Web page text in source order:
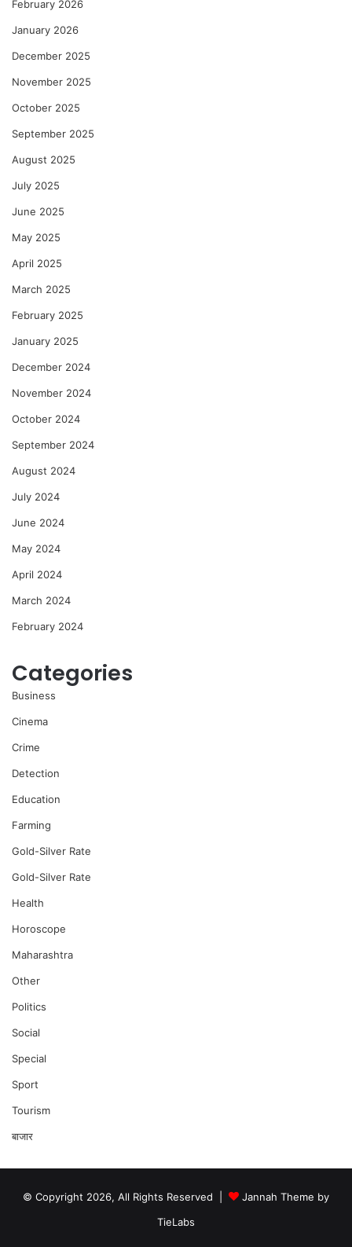
February 2026
January 2026
December 2025
November 2025
October 2025
September 2025
August 2025
July 2025
June 2025
May 2025
April 2025
March 2025
February 2025
January 2025
December 2024
November 2024
October 2024
September 2024
August 2024
July 2024
June 2024
May 2024
April 2024
March 2024
February 2024
Categories
Business
Cinema
Crime
Detection
Education
Farming
Gold-Silver Rate
Gold-Silver Rate
Health
Horoscope
Maharashtra
Other
Politics
Social
Special
Sport
Tourism
बाजार
© Copyright 2026, All Rights Reserved |
Jannah Theme by
TieLabs